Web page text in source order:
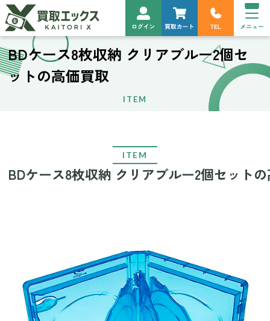
BDケース8枚収納 クリアブルー2個セ
ットの高価買取
ITEM
ITEM
BDケース8枚収納 クリアブルー2個セット